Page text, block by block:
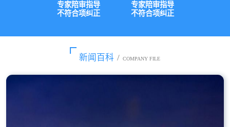
专家陪审指导
不符合项纠正
专家陪审指导
不符合项纠正
新闻百科 / COMPANY FILE